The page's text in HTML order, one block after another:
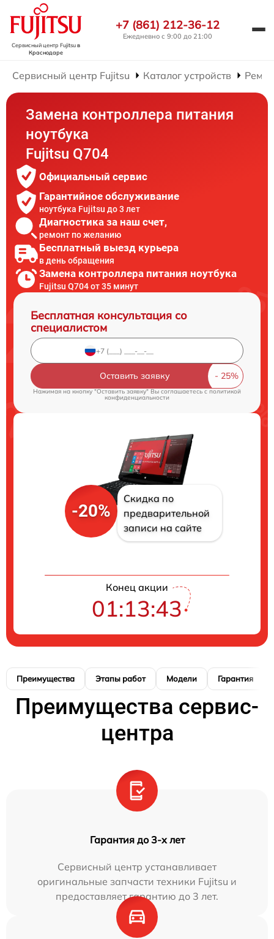
Сервисный центр Fujitsuв
Краснодаре
+7 (861) 212-36-12
Ежедневно с 9:00 до 21:00
Сервисный центр Fujitsu Каталог устройств
Замена контроллера питания
ноутбука
Fujitsu Q704
Официальный сервис
Гарантийное обслуживание
ноутбука Fujitsu до 3 лет
Диагностика за наш счет,
ремонт по желанию
Бесплатный выезд курьера
в день обращения
Замена контроллера питания ноутбука
Fujitsu Q704 от 35 минут
Бесплатная консультация со
специалистом
Оставить заявку
Нажимая на кнопку "Оставить заявку" Вы соглашаетесь cполитикой
конфиденциальности
-20%
Скидка по
предварительной
записи на сайте
Конец акции
01:13:42
Преимущества Этапы работ Модели Гарантия
Преимущества сервис-
центра
Гарантия до 3-х лет
Сервисный центр устанавливает
оригинальные запчасти техники Fujitsu и
предоставляет гарантию до 3 лет.